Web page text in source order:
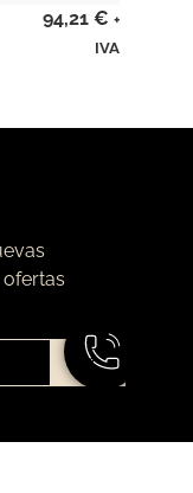
94,21 € +
IVA